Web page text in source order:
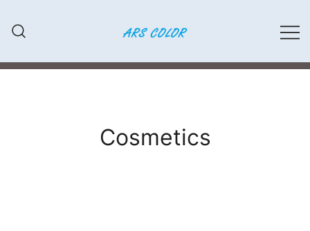
do
MATERIAŁY ŚCIERNE, FARBY,
Cosmetics